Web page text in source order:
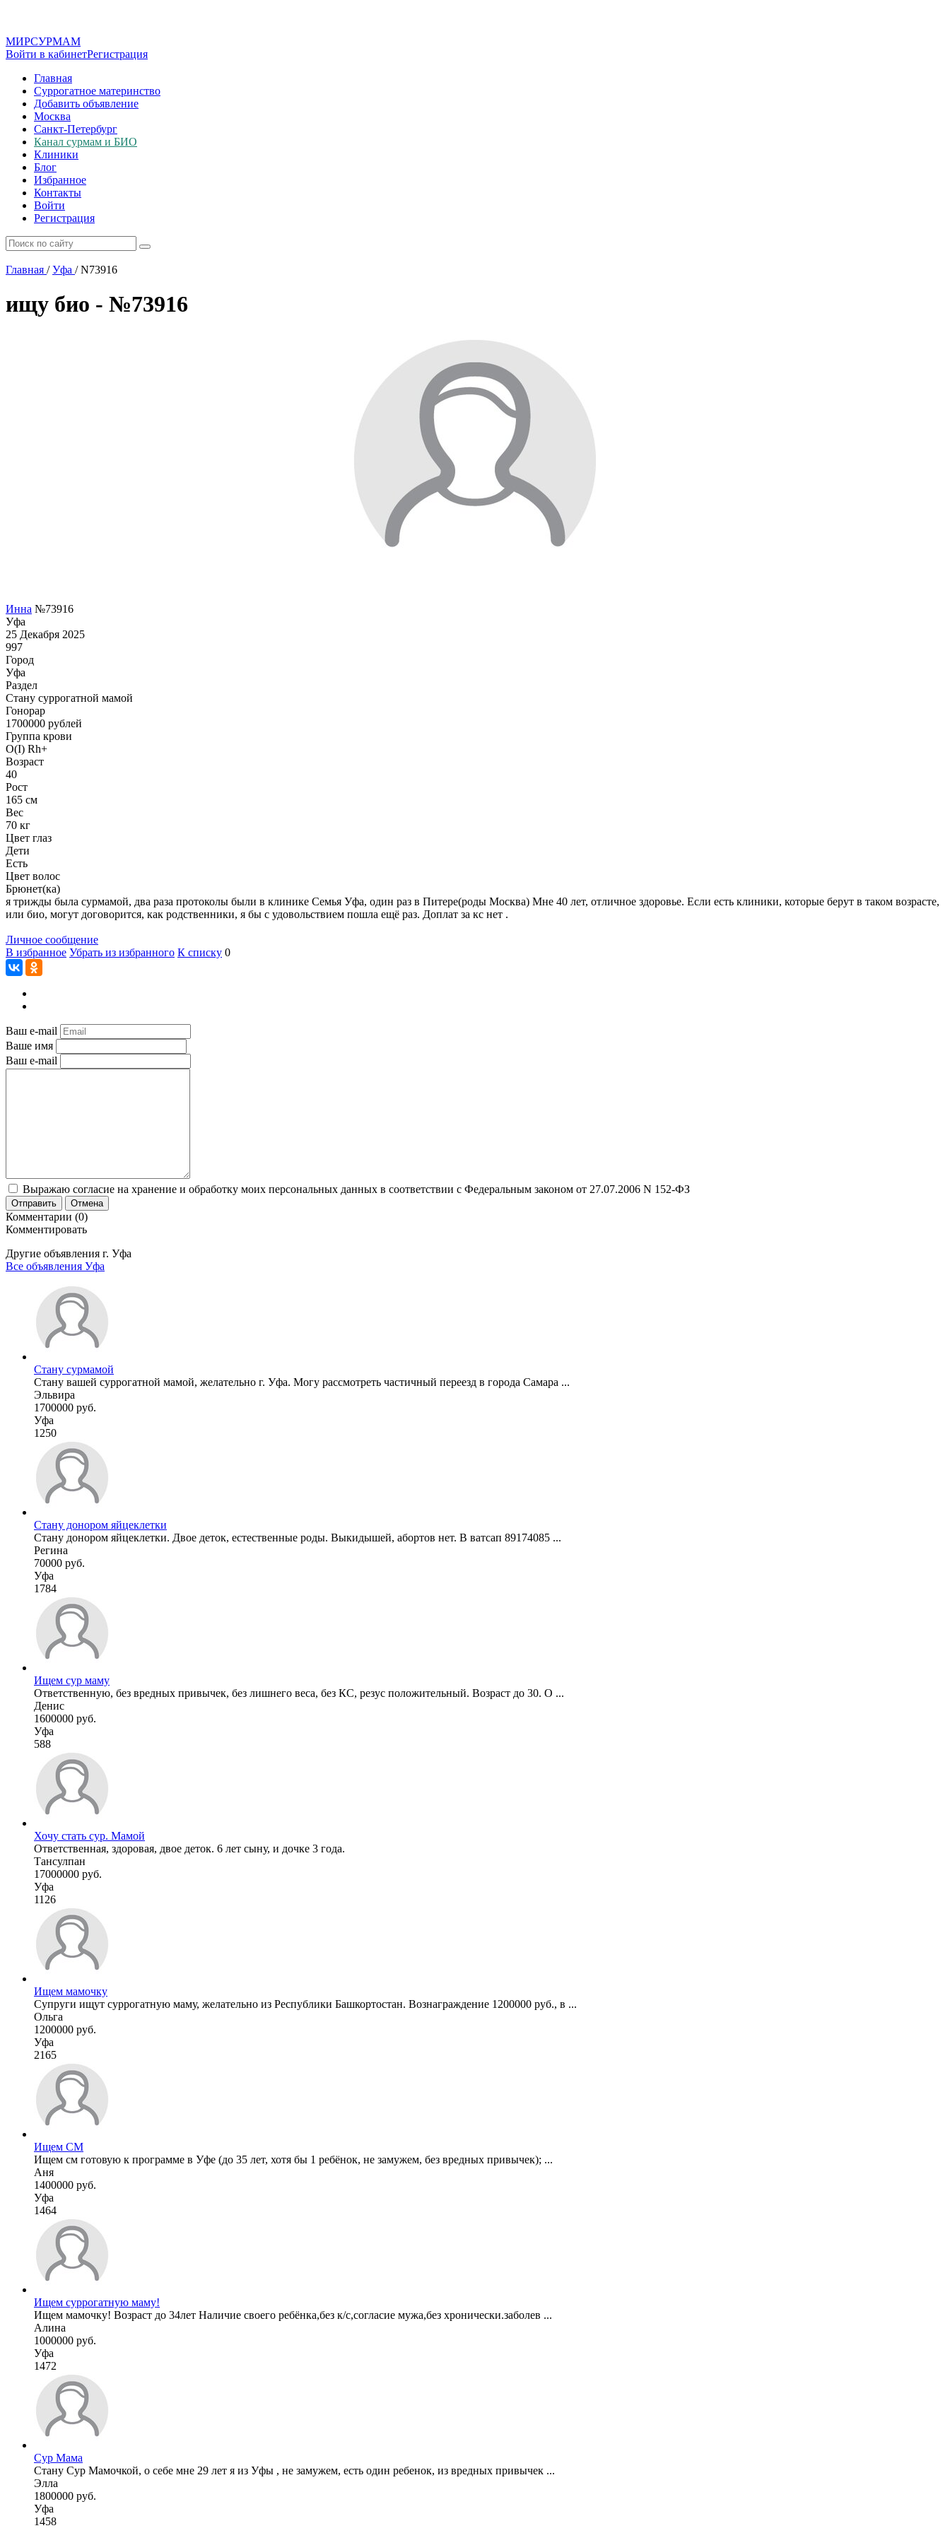
МИРСУРМАМ
Войти в кабинетРегистрация
Главная
Суррогатное материнство
Добавить объявление
Москва
Санкт-Петербург
Канал сурмам и БИО
Клиники
Блог
Избранное
Контакты
Войти
Регистрация
Главная / Уфа /N73916
ищу био - №73916
Инна №73916
Уфа
25 Декабря 2025
997
Город
Уфа
Раздел
Cтану суррогатной мамой
Гонoрар
1700000 рублей
Группа крови
O(I) Rh+
Возраст
40
Рост
165 см
Вес
70 кг
Цвет глаз
Дети
Есть
Цвет волос
Брюнет(ка)
я трижды была сурмамой, два раза протоколы были в клинике Семья Уфа, один раз в Питере(роды Москва) Мне 40 лет, отличное здоровье. Если есть клиники, которые берут в таком возрасте,
или био, могут договорится, как родственники, я бы с удовольствием пошла ещё раз. Доплат за кс нет .
Личное сообщение
В избранное Убрать из избранного К списку 0
Ваш e-mail
Ваше имя
Ваш e-mail
Выражаю согласие на хранение и обработку моих персональных данных в соответствии с Федеральным законом от 27.07.2006 N 152-ФЗ
Отправить Отмена
Комментарии (0)
Комментировать
Другие объявления г. Уфа
Все объявления Уфа
Стану сурмамой
Стану вашей суррогатной мамой, желательно г. Уфа. Могу рассмотреть частичный переезд в города Самара ...
Эльвира
1700000 руб.
Уфа
1250
Стану донором яйцеклетки
Стану донором яйцеклетки. Двое деток, естественные роды. Выкидышей, абортов нет. В ватсап 89174085 ...
Регина
70000 руб.
Уфа
1784
Ищем сур маму
Ответственную, без вредных привычек, без лишнего веса, без КС, резус положительный. Возраст до 30. О ...
Денис
1600000 руб.
Уфа
588
Хочу стать сур. Мамой
Ответственная, здоровая, двое деток. 6 лет сыну, и дочке 3 года.
Тансулпан
17000000 руб.
Уфа
1126
Ищем мамочку
Супруги ищут суррогатную маму, желательно из Республики Башкортостан. Вознаграждение 1200000 руб., в ...
Ольга
1200000 руб.
Уфа
2165
Ищем СМ
Ищем см готовую к программе в Уфе (до 35 лет, хотя бы 1 ребёнок, не замужем, без вредных привычек); ...
Аня
1400000 руб.
Уфа
1464
Ищем суррогатную маму!
Ищем мамочку! Возраст до 34лет Наличие своего ребёнка,без к/с,согласие мужа,без хронически.заболев ...
Алина
1000000 руб.
Уфа
1472
Сур Мама
Стану Сур Мамочкой, о себе мне 29 лет я из Уфы , не замужем, есть один ребенок, из вредных привычек ...
Элла
1800000 руб.
Уфа
1458